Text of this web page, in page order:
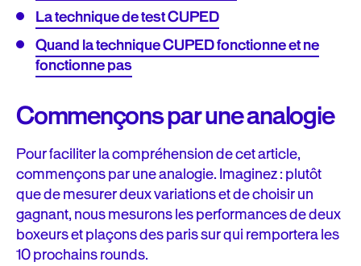
La technique de test CUPED
Quand la technique CUPED fonctionne et ne
fonctionne pas
Commençons par une analogie
Pour faciliter la compréhension de cet article,
commençons par une analogie. Imaginez : plutôt
que de mesurer deux variations et de choisir un
gagnant, nous mesurons les performances de deux
boxeurs et plaçons des paris sur qui remportera les
10 prochains rounds.